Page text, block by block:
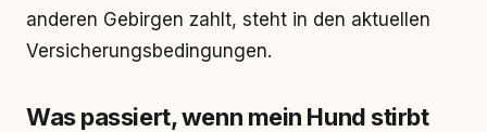
anderen Gebirgen zahlt, steht in den aktuellen
Versicherungsbedingungen.
Was passiert, wenn mein Hund stirbt